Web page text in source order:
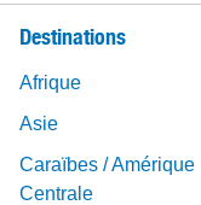
Destinations
Afrique
Asie
Caraïbes / Amérique
Centrale